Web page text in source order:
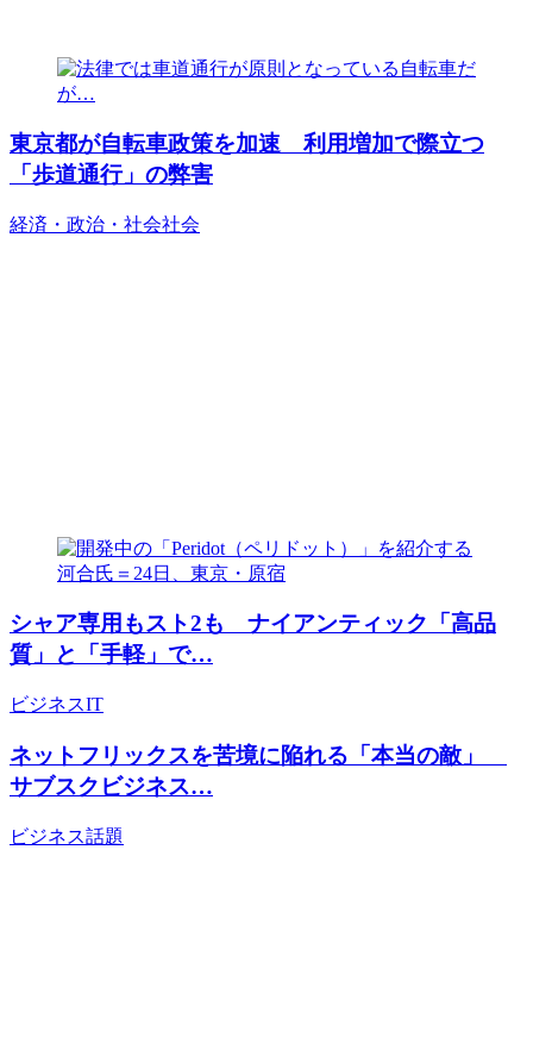
東京都が自転車政策を加速 利用増加で際立つ
「歩道通行」の弊害
経済・政治・社会社会
シャア専用もスト2も ナイアンティック「高品
質」と「手軽」で…
ビジネスIT
ネットフリックスを苦境に陥れる「本当の敵」
サブスクビジネス…
ビジネス話題